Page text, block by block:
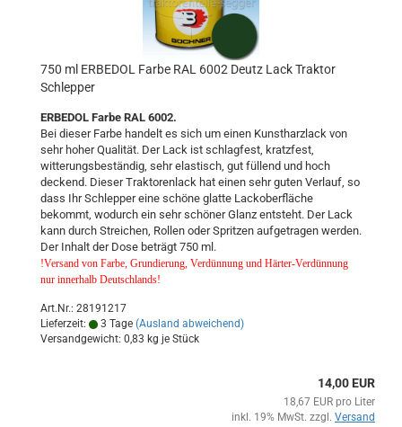
750 ml ERBEDOL Farbe RAL 6002 Deutz Lack Traktor
Schlepper
ERBEDOL Farbe RAL 6002.
Bei dieser Farbe handelt es sich um einen Kunstharzlack von
sehr hoher Qualität. Der Lack ist schlagfest, kratzfest,
witterungsbeständig, sehr elastisch, gut füllend und hoch
deckend. Dieser Traktorenlack hat einen sehr guten Verlauf, so
dass Ihr Schlepper eine schöne glatte Lackoberfläche
bekommt, wodurch ein sehr schöner Glanz entsteht. Der Lack
kann durch Streichen, Rollen oder Spritzen aufgetragen werden.
Der Inhalt der Dose beträgt 750 ml.
!Versand von Farbe, Grundierung, Verdünnung und Härter-Verdünnung
nur innerhalb Deutschlands!
Art.Nr.: 28191217
Lieferzeit:
3 Tage (Ausland abweichend)
Versandgewicht: 0,83 kg je Stück
14,00 EUR
18,67 EUR pro Liter
inkl. 19% MwSt. zzgl. Versand